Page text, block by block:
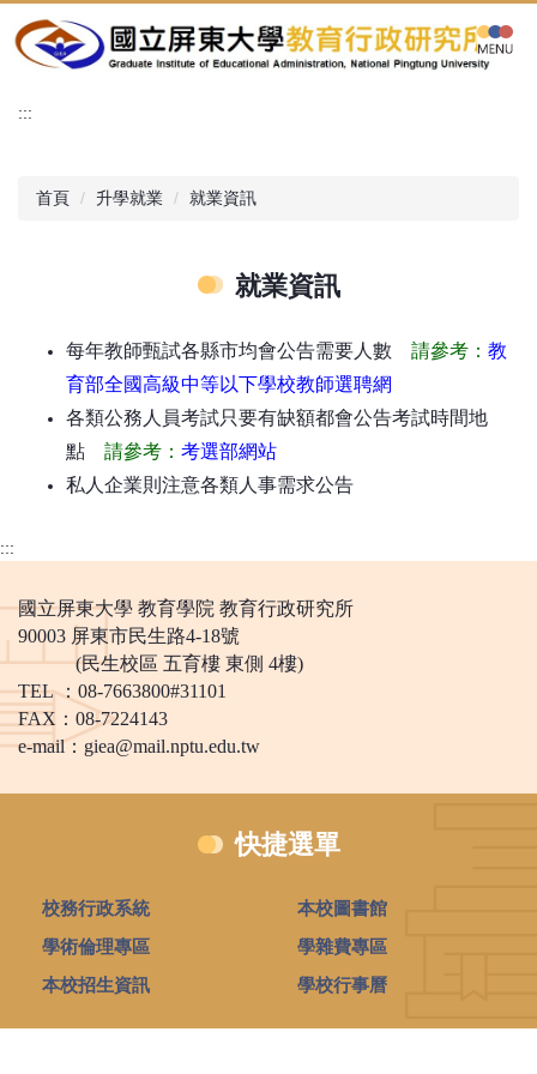
到
內
:::
首頁 升學就業 就業資訊
就業資訊
每年教師甄試各縣市均會公告需要人數 請參考： 教
育部全國高級中等以下學校教師選聘網
各類公務人員考試只要有缺額都會公告考試時間地
點 請參考： 考選部網站
私人企業則注意各類人事需求公告
:::
國立屏東大學 教育學院 教育行政研究所
90003 屏東市民生路4-18號
(民生校區 五育樓 東側 4樓)
TEL ：08-7663800#31101
FAX：08-7224143
e-mail： giea@mail.nptu.edu.tw
快捷選單
校務行政系統
本校圖書館
學術倫理專區
學雜費專區
本校招生資訊
學校行事曆